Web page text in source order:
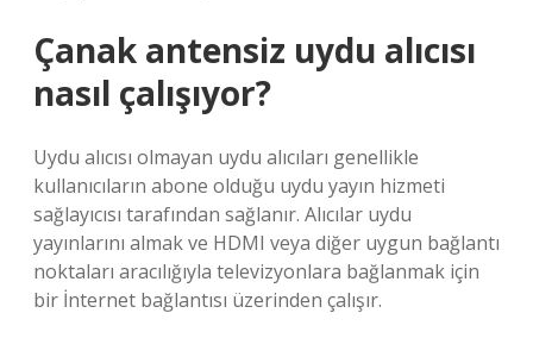
Çanak antensiz uydu alıcısı
nasıl çalışıyor?
Uydu alıcısı olmayan uydu alıcıları genellikle
kullanıcıların abone olduğu uydu yayın hizmeti
sağlayıcısı tarafından sağlanır. Alıcılar uydu
yayınlarını almak ve HDMI veya diğer uygun bağlantı
noktaları aracılığıyla televizyonlara bağlanmak için
bir İnternet bağlantısı üzerinden çalışır.